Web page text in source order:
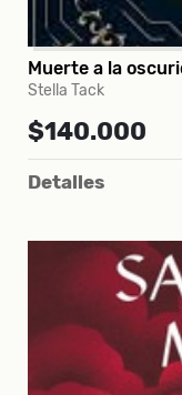
Muerte a la
Stella Tack
$140.000
Detalles